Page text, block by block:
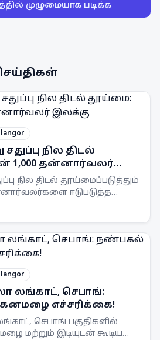
முழுமையாக படிக்க
நில திடல்
1,000 தன்னார்வலர்
நில திடல் தூய்மைப்படுத்தும்
ஈடுபடுத்த
லங்காட், செபாங்:
எச்சரிக்கை!
செபாங் பகுதிகளில்
மற்றும் இடியுடன் கூடிய